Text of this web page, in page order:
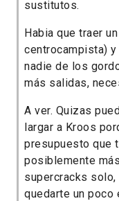
sustitutos.
Habia que traer
centrocampista)
nadie de los
más salidas,
A ver. Quizas
largar a Kroos
presupuesto que
posiblemente
supercracks
quedarte un poco